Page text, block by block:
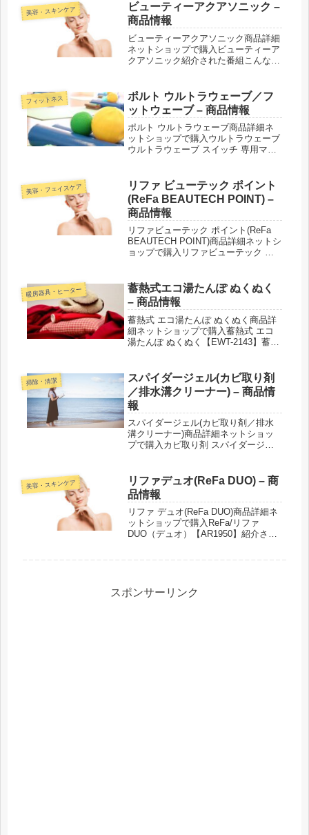
美容・スキンケア
ビューティーアクアソニック –
商品情報
ビューティーアクアソニック商品詳細
ネットショップで購入ビューティーア
クアソニック紹介された番組こんな商
フィットネス
ポルト ウルトラウェーブ／フ
ットウェーブ – 商品情報
ポルト ウルトラウェーブ商品詳細ネ
ットショップで購入ウルトラウェーブ
ウルトラウェーブ スイッチ 専用マッ
ウォーカー紹介された番組こんな商品
もおススメ！
美容・フェイスケア
リファ ビューテック ポイント
(ReFa BEAUTECH POINT) –
商品情報
リファビューテック ポイント(ReFa
BEAUTECH POINT)商品詳細ネットシ
ョップで購入リファビューテック ポ
暖房器具・ヒーター
蓄熱式エコ湯たんぽ ぬくぬく
– 商品情報
蓄熱式 エコ湯たんぽ ぬくぬく商品詳
細ネットショップで購入蓄熱式 エコ
湯たんぽ ぬくぬく【EWT-2143】蓄熱
たんぽ ぬくぬく（ハグ）【EWT-
2145】...
掃除・清潔
スパイダージェル(カビ取り剤
／排水溝クリーナー) – 商品情
報
スパイダージェル(カビ取り剤／排水
溝クリーナー)商品詳細ネットショッ
プで購入カビ取り剤 スパイダージェ
美容・スキンケア
リファデュオ(ReFa DUO) – 商
品情報
リファ デュオ(ReFa DUO)商品詳細ネ
ットショップで購入ReFa/リファ
DUO（デュオ）【AR1950】紹介され
スポンサーリンク